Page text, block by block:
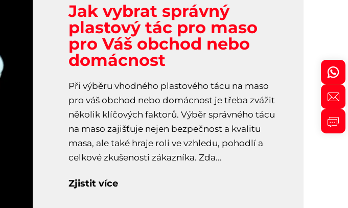
Jak vybrat správný
plastový tác pro maso
pro Váš obchod nebo
domácnost
Při výběru vhodného plastového tácu na maso
pro váš obchod nebo domácnost je třeba zvážit
několik klíčových faktorů. Výběr správného tácu
na maso zajišťuje nejen bezpečnost a kvalitu
masa, ale také hraje roli ve vzhledu, pohodlí a
celkové zkušenosti zákazníka. Zda...
Zjistit více